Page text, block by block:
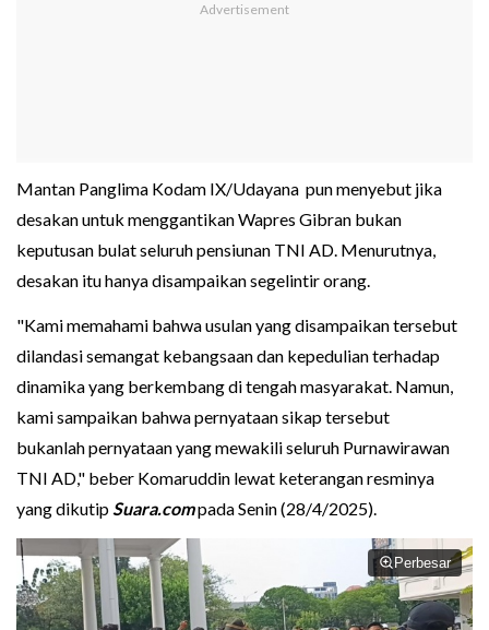
Mantan Panglima Kodam IX/Udayana pun menyebut jika
desakan untuk menggantikan Wapres Gibran bukan
keputusan bulat seluruh pensiunan TNI AD. Menurutnya,
desakan itu hanya disampaikan segelintir orang.
"Kami memahami bahwa usulan yang disampaikan tersebut
dilandasi semangat kebangsaan dan kepedulian terhadap
dinamika yang berkembang di tengah masyarakat. Namun,
kami sampaikan bahwa pernyataan sikap tersebut
bukanlah pernyataan yang mewakili seluruh Purnawirawan
TNI AD," beber Komaruddin lewat keterangan resminya
yang dikutipSuara.compada Senin (28/4/2025).
Perbesar